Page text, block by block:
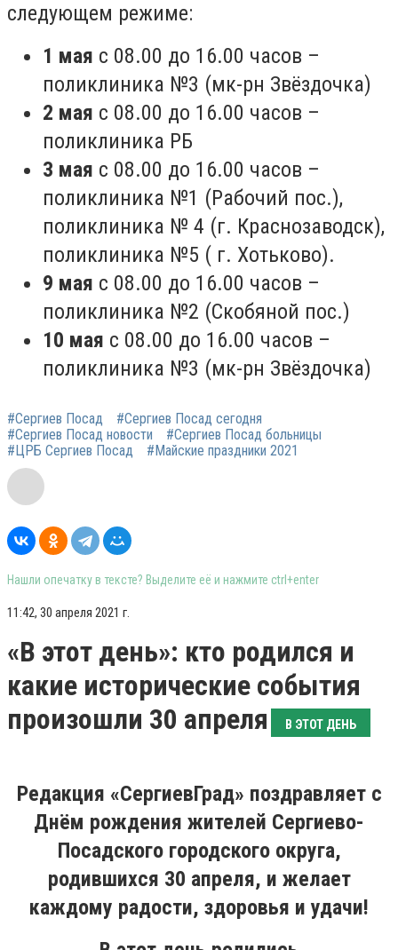
следующем режиме:
1 мая с 08.00 до 16.00 часов –
поликлиника №3 (мк-рн Звёздочка)
2 мая с 08.00 до 16.00 часов –
поликлиника РБ
3 мая с 08.00 до 16.00 часов –
поликлиника №1 (Рабочий пос.),
поликлиника № 4 (г. Краснозаводск),
поликлиника №5 ( г. Хотьково).
9 мая с 08.00 до 16.00 часов –
поликлиника №2 (Скобяной пос.)
10 мая с 08.00 до 16.00 часов –
поликлиника №3 (мк-рн Звёздочка)
#Сергиев Посад
#Сергиев Посад сегодня
#Сергиев Посад новости
#Сергиев Посад больницы
#ЦРБ Сергиев Посад
#Майские праздники 2021
Нашли опечатку в тексте? Выделите её и нажмите ctrl+enter
11:42, 30 апреля 2021 г.
«В этот день»: кто родился и
какие исторические события
произошли 30 апреля
В ЭТОТ ДЕНЬ
Редакция «СергиевГрад» поздравляет с
Днём рождения жителей Сергиево-
Посадского городского округа,
родившихся 30 апреля, и желает
каждому радости, здоровья и удачи!